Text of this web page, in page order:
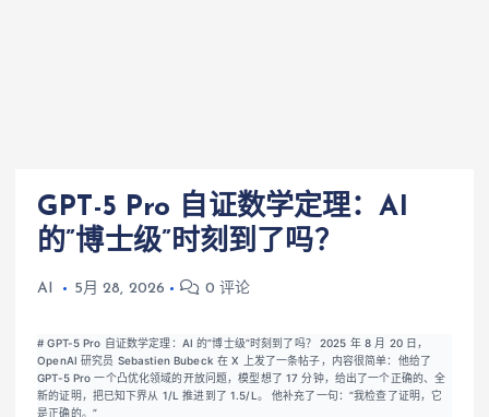
GPT-5 Pro 自证数学定理：AI
的”博士级”时刻到了吗？
AI 5月 28, 2026 0 评论
# GPT-5 Pro 自证数学定理：AI 的”博士级”时刻到了吗？ 2025 年 8 月 20 日，
OpenAI 研究员 Sebastien Bubeck 在 X 上发了一条帖子，内容很简单：他给了
GPT-5 Pro 一个凸优化领域的开放问题，模型想了 17 分钟，给出了一个正确的、全
新的证明，把已知下界从 1/L 推进到了 1.5/L。 他补充了一句：”我检查了证明，它
是正确的。”